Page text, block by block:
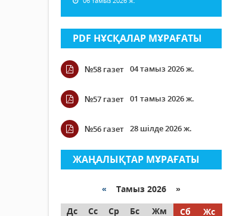
PDF НҰСҚАЛАР МҰРАҒАТЫ
№58 газет 04 тамыз 2026 ж.
№57 газет 01 тамыз 2026 ж.
№56 газет 28 шілде 2026 ж.
ЖАҢАЛЫҚТАР МҰРАҒАТЫ
« Тамыз 2026 »
Дс
Сс Ср Бс Жм Сб
Жс